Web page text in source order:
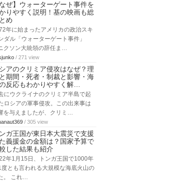
なぜ】ウォーターゲート事件を
りやすく説明！基の映画も総
め
年に始まったアメリカの政治スキ
ダル「ウォーターゲート事件」
クソン大統領の辞任ま…
/ 271 view
アのクリミア侵攻はなぜ？理
期間・死者・制裁と影響・海
反応もわかりやすく解…
にウクライナのクリミア半島で起
ロシアの軍事侵攻。この出来事は
を与えましたが、クリミ…
/ 305 view
ンガ王国が東日本大震災で支援
義援金の金額は？国家予算で
した結果も紹介
年1月15日、トンガ王国で1000年
度とも言われる大規模な海底火山の
。 これ…